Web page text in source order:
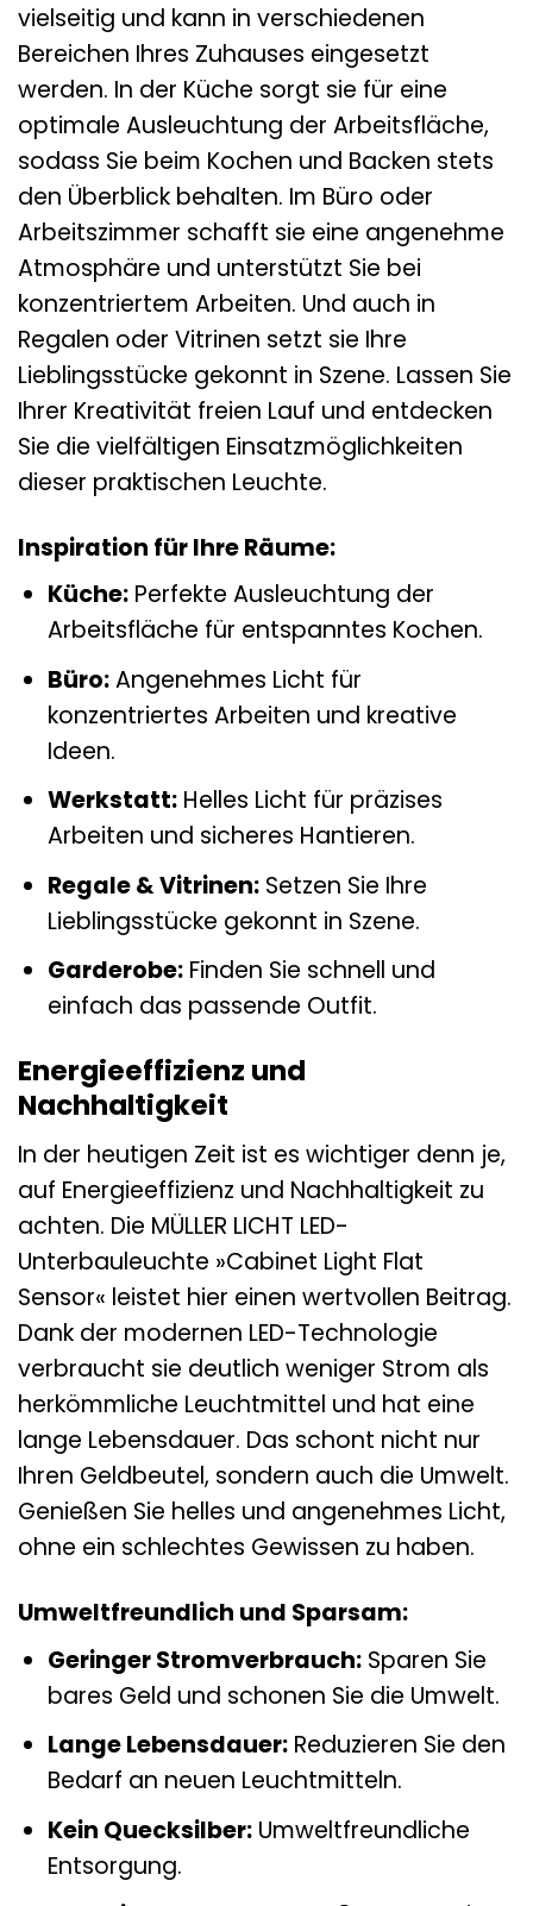
vielseitig und kann in verschiedenen
Bereichen Ihres Zuhauses eingesetzt
werden. In der Küche sorgt sie für eine
optimale Ausleuchtung der Arbeitsfläche,
sodass Sie beim Kochen und Backen stets
den Überblick behalten. Im Büro oder
Arbeitszimmer schafft sie eine angenehme
Atmosphäre und unterstützt Sie bei
konzentriertem Arbeiten. Und auch in
Regalen oder Vitrinen setzt sie Ihre
Lieblingsstücke gekonnt in Szene. Lassen Sie
Ihrer Kreativität freien Lauf und entdecken
Sie die vielfältigen Einsatzmöglichkeiten
dieser praktischen Leuchte.
Inspiration für Ihre Räume:
Küche:Perfekte Ausleuchtung der
Arbeitsfläche für entspanntes Kochen.
Büro:Angenehmes Licht für
konzentriertes Arbeiten und kreative
Ideen.
Werkstatt:Helles Licht für präzises
Arbeiten und sicheres Hantieren.
Regale & Vitrinen:Setzen Sie Ihre
Lieblingsstücke gekonnt in Szene.
Garderobe:Finden Sie schnell und
einfach das passende Outfit.
Energieeffizienz und
Nachhaltigkeit
In der heutigen Zeit ist es wichtiger denn je,
auf Energieeffizienz und Nachhaltigkeit zu
achten. Die MÜLLER LICHT LED-
Unterbauleuchte »Cabinet Light Flat
Sensor« leistet hier einen wertvollen Beitrag.
Dank der modernen LED-Technologie
verbraucht sie deutlich weniger Strom als
herkömmliche Leuchtmittel und hat eine
lange Lebensdauer. Das schont nicht nur
Ihren Geldbeutel, sondern auch die Umwelt.
Genießen Sie helles und angenehmes Licht,
ohne ein schlechtes Gewissen zu haben.
Umweltfreundlich und Sparsam:
Geringer Stromverbrauch:Sparen Sie
bares Geld und schonen Sie die Umwelt.
Lange Lebensdauer:Reduzieren Sie den
Bedarf an neuen Leuchtmitteln.
Kein Quecksilber:Umweltfreundliche
Entsorgung.